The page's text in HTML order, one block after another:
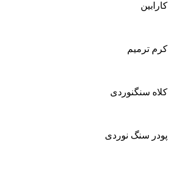
کارابین
کرم ترمیم
کلاه سنگنوردی
پودر سنگ نوردی